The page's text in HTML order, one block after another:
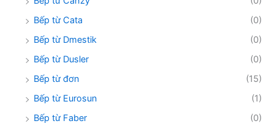
Bếp từ Cata
(0)
Bếp từ Dmestik
(0)
Bếp từ Dusler
(0)
Bếp từ đơn
(15)
Bếp từ Eurosun
(1)
Bếp từ Faber
(0)